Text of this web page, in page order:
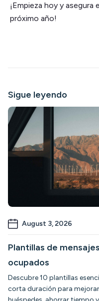
¡Empieza hoy y
próximo año!
Sigue leyendo
August 3, 2026
Plantillas de
ocupados
Descubre 10 plantillas
corta duración para